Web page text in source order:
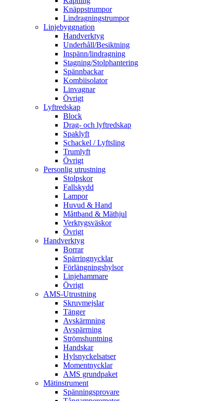
Knäppstrumpor
Lindragningstrumpor
Linjebyggnation
Handverktyg
Underhåll/Besiktning
Inspänn/lindragning
Stagning/Stolphantering
Spännbackar
Kombiisolator
Linvagnar
Övrigt
Lyftredskap
Block
Drag- och lyftredskap
Spaklyft
Schackel / Lyftsling
Trumlyft
Övrigt
Personlig utrustning
Stolpskor
Fallskydd
Lampor
Huvud & Hand
Måttband & Mäthjul
Verktygsväskor
Övrigt
Handverktyg
Borrar
Spärringnycklar
Förlängningshylsor
Linjehammare
Övrigt
AMS-Utrustning
Skruvmejslar
Tänger
Avskärmning
Avspärrning
Strömshuntning
Handskar
Hylsnyckelsatser
Momentnycklar
AMS grundpaket
Mätinstrument
Spänningsprovare